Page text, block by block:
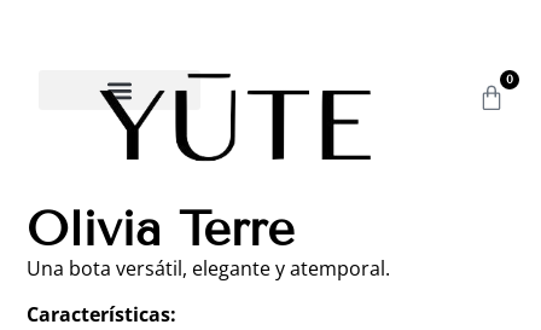
0
Olivia Terre
Una bota versátil, elegante y atemporal.
Características: